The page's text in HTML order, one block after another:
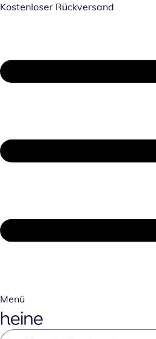
Kostenloser Rückversand
Menü